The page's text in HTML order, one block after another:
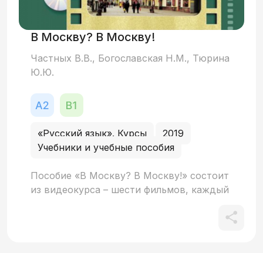
В Москву? В Москву!
Частных В.В., Богославская Н.М., Тюрина
Ю.Ю.
«Русский язык». Курсы
2019
Учебники и учебные пособия
Пособие «В Москву? В Москву!» состоит
из видеокурса – шести фильмов, каждый